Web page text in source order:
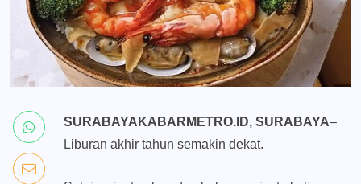
SURABAYAKABARMETRO.ID, SURABAYA–
Liburan akhir tahun semakin dekat.